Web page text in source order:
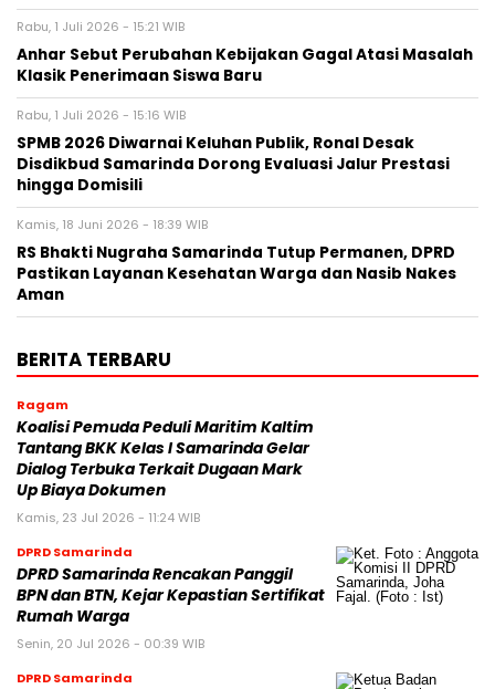
Rabu, 1 Juli 2026 - 15:21 WIB
Anhar Sebut Perubahan Kebijakan Gagal Atasi Masalah
Klasik Penerimaan Siswa Baru
Rabu, 1 Juli 2026 - 15:16 WIB
SPMB 2026 Diwarnai Keluhan Publik, Ronal Desak
Disdikbud Samarinda Dorong Evaluasi Jalur Prestasi
hingga Domisili
Kamis, 18 Juni 2026 - 18:39 WIB
RS Bhakti Nugraha Samarinda Tutup Permanen, DPRD
Pastikan Layanan Kesehatan Warga dan Nasib Nakes
Aman
BERITA TERBARU
Ragam
Koalisi Pemuda Peduli Maritim Kaltim
Tantang BKK Kelas I Samarinda Gelar
Dialog Terbuka Terkait Dugaan Mark
Up Biaya Dokumen
Kamis, 23 Jul 2026 - 11:24 WIB
DPRD Samarinda
DPRD Samarinda Rencakan Panggil
BPN dan BTN, Kejar Kepastian Sertifikat
Rumah Warga
Senin, 20 Jul 2026 - 00:39 WIB
DPRD Samarinda